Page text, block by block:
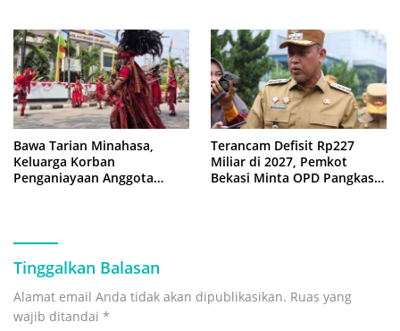
Bawa Tarian Minahasa,
Keluarga Korban
Penganiayaan Anggota
Terancam Defisit Rp227
Miliar di 2027, Pemkot
Bekasi Minta OPD Pangkas
Tinggalkan Balasan
Alamat email Anda tidak akan dipublikasikan. Ruas yang
wajib ditandai *